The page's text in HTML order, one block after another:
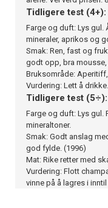
Tidligere test (4+):
Farge og duft: Lys gul.
mineraler, aprikos og
Smak: Ren, fast og
godt opp, bra mousse,
Bruksområde:
Vurdering: Lett å
Tidligere test (5÷):
Farge og duft: Lys gul.
mineraltoner.
Smak: Godt anslag
god fylde. (1996)
Mat: Rike retter med
Vurdering: Flott
vinne på å lagres i